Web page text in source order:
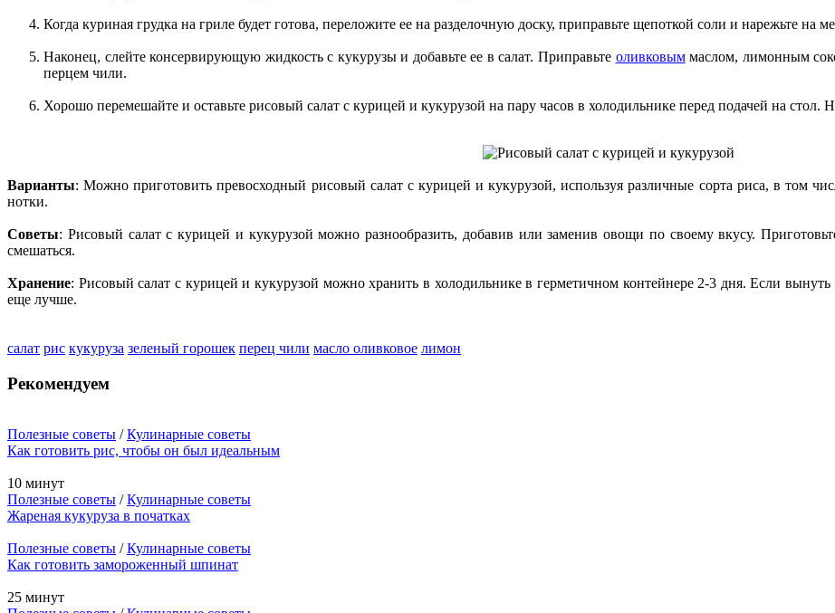
Когда куриная грудка на гриле будет готова, переложите ее на разделочную доску, приправьте щепоткой соли и нарежьте на
Наконец, слейте консервирующую жидкость с кукурузы и добавьте ее в салат. Приправьте оливковыммаслом, лимонным
перцем чили.
Хорошо перемешайте и оставьте рисовый салат с курицей и кукурузой на пару часов в холодильнике перед подачей на стол.
Варианты: Можно приготовить превосходный рисовый салат с курицей и кукурузой, используя различные сорта риса, в том
нотки.
Советы: Рисовый салат с курицей и кукурузой можно разнообразить, добавив или заменив овощи по своему вкусу.
смешаться.
Хранение: Рисовый салат с курицей и кукурузой можно хранить в холодильнике в герметичном контейнере 2-3 дня. Если вынуть
еще лучше.
салат рис кукуруза зеленый горошек перец чили масло оливковое лимон
Рекомендуем
Полезные советы /Кулинарные советы
Как готовить рис, чтобы он был идеальным
10 минут
Полезные советы /Кулинарные советы
Жареная кукуруза в початках
Полезные советы /Кулинарные советы
Как готовить замороженный шпинат
25 минут